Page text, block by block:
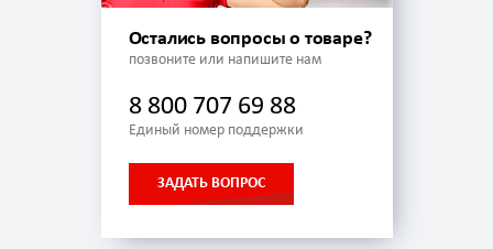
Остались вопросы о товаре?
позвоните или напишите нам
8 800 707 69 88
Единый номер поддержки
ЗАДАТЬ ВОПРОС